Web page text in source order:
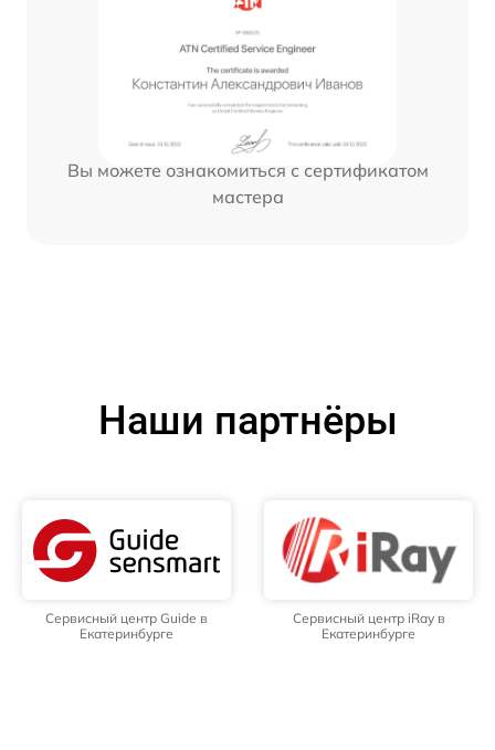
Вы можете ознакомиться с сертификатом
мастера
Наши партнёры
Сервисный центр Guide в
Екатеринбурге
Сервисный центр iRay в
Екатеринбурге